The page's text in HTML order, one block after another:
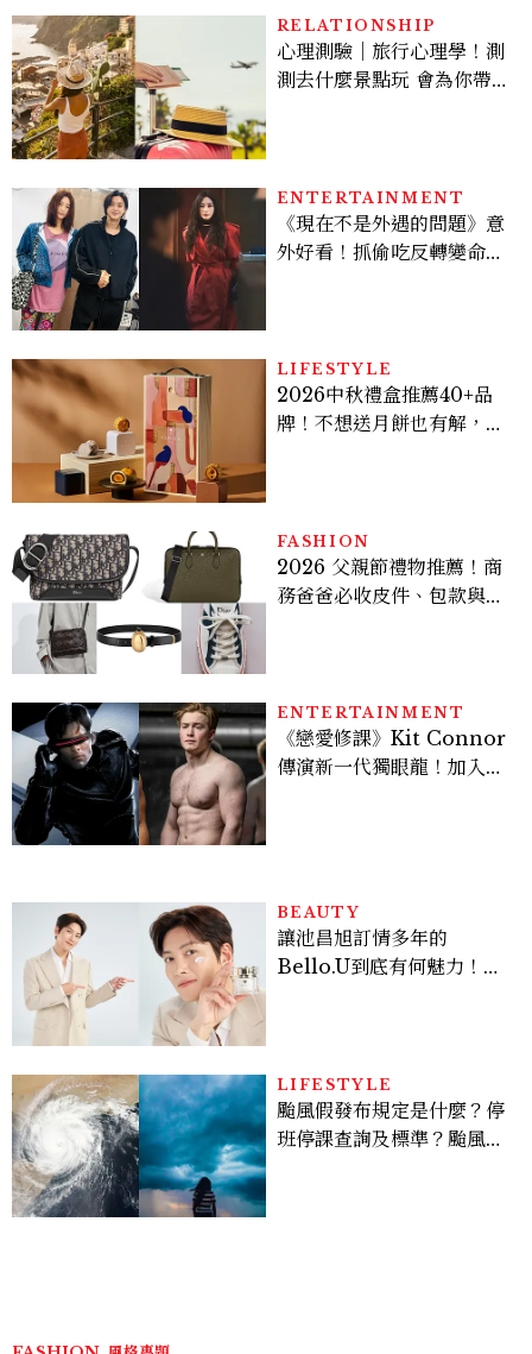
RELATIONSHIP
心理測驗｜旅行心理學！測
測去什麼景點玩 會為你帶來
ENTERTAINMENT
《現在不是外遇的問題》意
外好看！抓偷吃反轉變命
看點懶人包
LIFESTYLE
2026中秋禮盒推薦40+品
牌！不想送月餅也有解，送
FASHION
2026 父親節禮物推薦！商
務爸爸必收皮件、包款與鞋
ENTERTAINMENT
《戀愛修課》Kit Connor
傳演新一代獨眼龍！加入新
BEAUTY
讓池昌旭訂情多年的
Bello.U到底有何魅力！揭
倦感，超神！
LIFESTYLE
颱風假發布規定是什麼？停
班停課查詢及標準？颱風假